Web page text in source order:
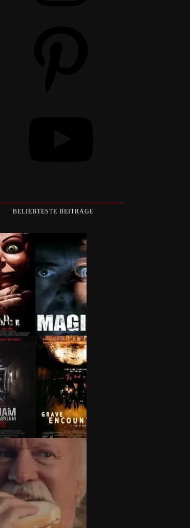
BELIEBTESTE BEITRÄGE